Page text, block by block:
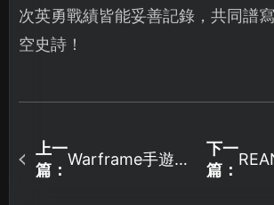
次英勇戰績皆能妥善記錄，共同譜
空史詩！
上一
篇：
Warframe手遊無
下一
篇：